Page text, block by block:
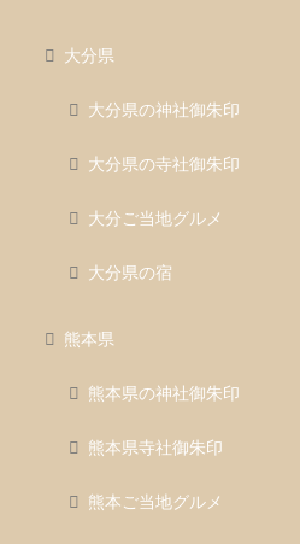
大分県
大分県の神社御朱印
大分県の寺社御朱印
大分ご当地グルメ
大分県の宿
熊本県
熊本県の神社御朱印
熊本県寺社御朱印
熊本ご当地グルメ